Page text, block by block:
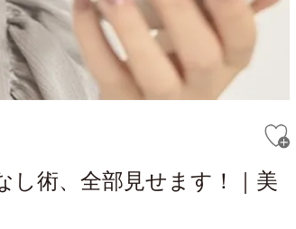
し術、全部見せます！｜美